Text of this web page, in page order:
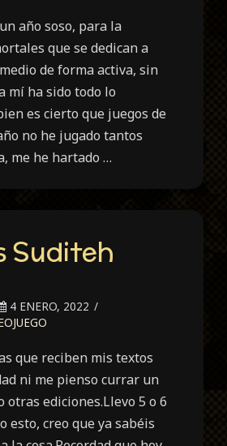
año soso, para la
que se dedican a
de forma activa, sin
mí ha sido todo lo
es cierto que juegos de
no he jugado tantos
me he hartado …
Suditeh
4 ENERO, 2022
que reciben mis textos
ni me pienso currar un
otras ediciones.Llevo 5 o 6
esto, creo que ya sabéis